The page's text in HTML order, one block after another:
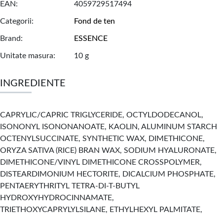
EAN 4059729517494
Categorii Fond de ten
Brand ESSENCE
Unitate masura 10 g
INGREDIENTE
CAPRYLIC/CAPRIC TRIGLYCERIDE, OCTYLDODECANOL,
ISONONYL ISONONANOATE, KAOLIN, ALUMINUM STARCH
OCTENYLSUCCINATE, SYNTHETIC WAX, DIMETHICONE,
ORYZA SATIVA (RICE) BRAN WAX, SODIUM HYALURONATE,
DIMETHICONE/VINYL DIMETHICONE CROSSPOLYMER,
DISTEARDIMONIUM HECTORITE, DICALCIUM PHOSPHATE,
PENTAERYTHRITYL TETRA-DI-T-BUTYL
HYDROXYHYDROCINNAMATE,
TRIETHOXYCAPRYLYLSILANE, ETHYLHEXYL PALMITATE,